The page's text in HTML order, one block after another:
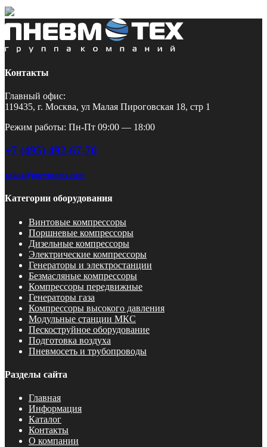
Контакты
Главный офис:
119435, г. Москва, ул Малая Пироговская 18, стр 1
Режим работы: Пн-Пт 09:00 — 18:00
+7 (495) 492-67-70
zakaz@pnevmotex.com
Категории оборудования
Винтовые компрессоры
Поршневые компрессоры
Дизельные компрессоры
Электрические компрессоры
Генераторы и электростанции
Безмасляные компрессоры
Компрессоры передвижные
Генераторы газа
Компрессоры высокого давления
Модульные станции МКС
Пескоструйное оборудование
Подготовка воздуха
Пневмосеть и трубопроводы
Разделы сайта
Главная
Информация
Каталог
Контакты
О компании